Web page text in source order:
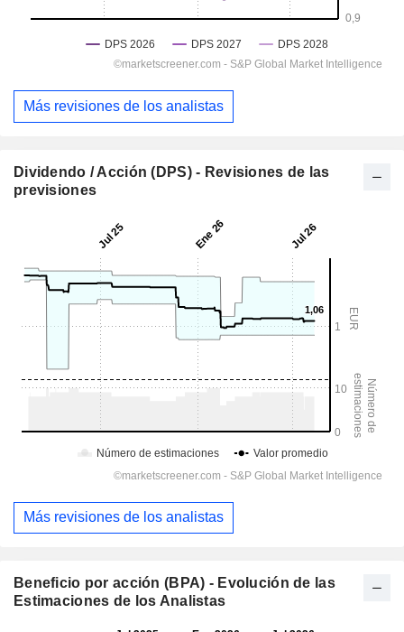
Más revisiones de los analistas
Dividendo / Acción (DPS) - Revisiones de las
previsiones
Más revisiones de los analistas
Beneficio por acción (BPA) - Evolución de las
Estimaciones de los Analistas